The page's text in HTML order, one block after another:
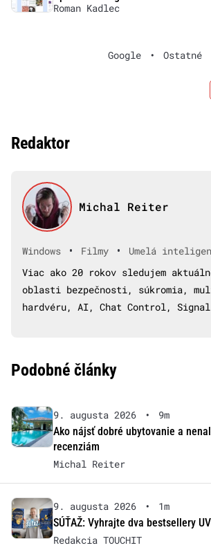
Roman Kadlec
Google • Ostatné
Redaktor
Michal Reiter
Windows • Filmy •
Umelá
Viac ako 20 rokov sledujem
oblasti bezpečnosti, súkromia,
hardvéru, AI, Chat Control,
Podobné články
9. augusta 2026 •
9m
Ako nájsť dobré ubytovanie a
recenziám
Michal Reiter
9. augusta 2026 •
1m
SÚŤAŽ: Vyhrajte dva bestsellery
Redakcia TOUCHIT